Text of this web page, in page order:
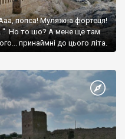
попса! Муляжна фортеця!
Но то шо? А мене ще там
принаймні до цього літа.